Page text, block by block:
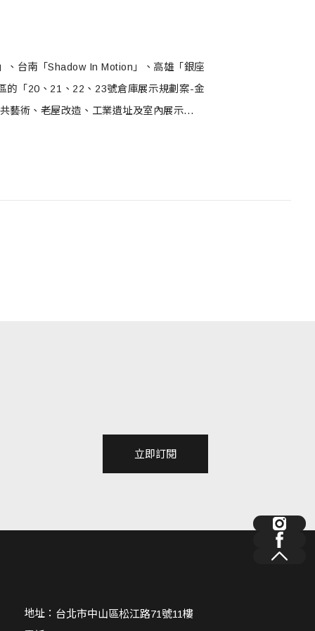
、台南「Shadow In Motion」、高雄「銀座
的「20、21、22、23號倉庫展示規劃案-金
術、老屋改造、工業遺址及室內展示等類
立即訂閱
地址： 台北市中山區松江路71號11樓